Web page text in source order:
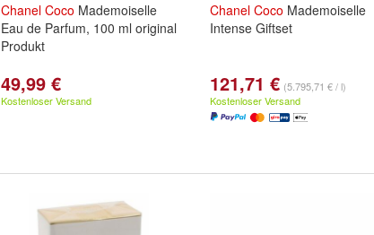
Chanel Coco Mademoiselle
Eau de Parfum, 100 ml original
Produkt
49,99 €
Kostenloser Versand
Chanel Coco Mademoiselle
Intense Giftset
121,71 € (5.795,71 € / l)
Kostenloser Versand